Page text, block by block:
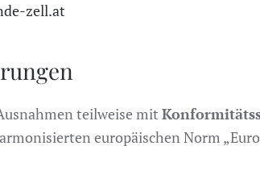
zell.at
teilweise mit
europäischen Norm